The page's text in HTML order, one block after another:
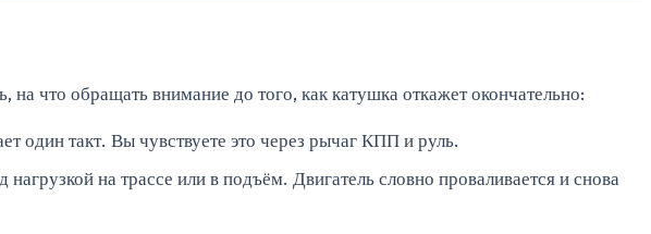
что обращать внимание до того, как катушка откажет окончательно:
один такт. Вы чувствуете это через рычаг КПП и руль.
на трассе или в подъём. Двигатель словно проваливается и снова